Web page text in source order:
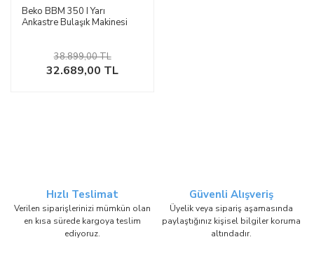
Beko BBM 350 I Yarı
Ankastre Bulaşık Makinesi
32.689,00 TL
38.899,00 TL
Hızlı Teslimat
Verilen siparişlerinizi mümkün olan
en kısa sürede kargoya teslim
ediyoruz.
Güvenli Alışveriş
Üyelik veya sipariş aşamasında
paylaştığınız kişisel bilgiler koruma
altındadır.